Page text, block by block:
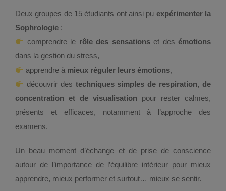
Deux groupes de 15 étudiants ont ainsi pu expérimenter la
Sophrologie :
comprendre le rôle des sensationset desémotions
dans la gestion du stress,
apprendre à mieux réguler leurs émotions,
découvrir des techniques simples de respiration, de
concentration et de visualisation pour rester calmes,
présents et efficaces, notamment à l’approche des
examens.
Un beau moment d’échange et de prise de conscience
autour de l’importance de l’équilibre intérieur pour mieux
apprendre, mieux performer et surtout… mieux se sentir.